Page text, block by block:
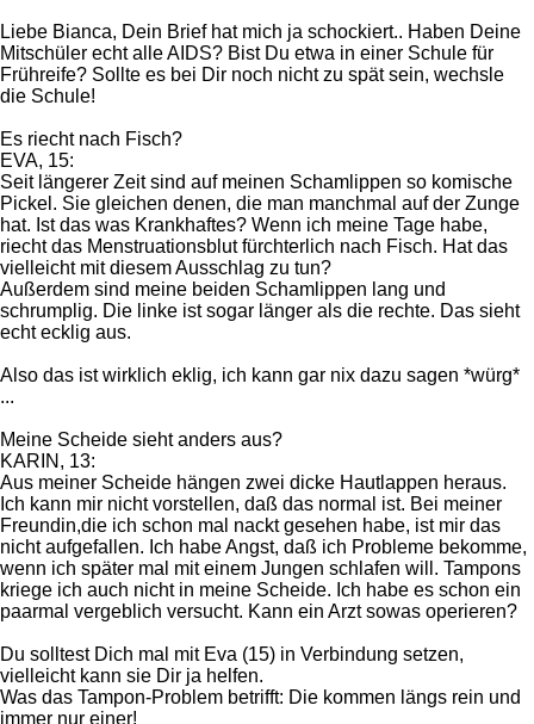
Liebe Bianca, Dein Brief hat mich ja schockiert.. Haben Deine
Mitschüler echt alle AIDS? Bist Du etwa in einer Schule für
Frühreife? Sollte es bei Dir noch nicht zu spät sein, wechsle
die Schule!
Es riecht nach Fisch?
EVA, 15:
Seit längerer Zeit sind auf meinen Schamlippen so komische
Pickel. Sie gleichen denen, die man manchmal auf der Zunge
hat. Ist das was Krankhaftes? Wenn ich meine Tage habe,
riecht das Menstruationsblut fürchterlich nach Fisch. Hat das
vielleicht mit diesem Ausschlag zu tun?
Außerdem sind meine beiden Schamlippen lang und
schrumplig. Die linke ist sogar länger als die rechte. Das sieht
echt ecklig aus.
Also das ist wirklich eklig, ich kann gar nix dazu sagen *würg*
...
Meine Scheide sieht anders aus?
KARIN, 13:
Aus meiner Scheide hängen zwei dicke Hautlappen heraus.
Ich kann mir nicht vorstellen, daß das normal ist. Bei meiner
Freundin,die ich schon mal nackt gesehen habe, ist mir das
nicht aufgefallen. Ich habe Angst, daß ich Probleme bekomme,
wenn ich später mal mit einem Jungen schlafen will. Tampons
kriege ich auch nicht in meine Scheide. Ich habe es schon ein
paarmal vergeblich versucht. Kann ein Arzt sowas operieren?
Du solltest Dich mal mit Eva (15) in Verbindung setzen,
vielleicht kann sie Dir ja helfen.
Was das Tampon-Problem betrifft: Die kommen längs rein und
immer nur einer!